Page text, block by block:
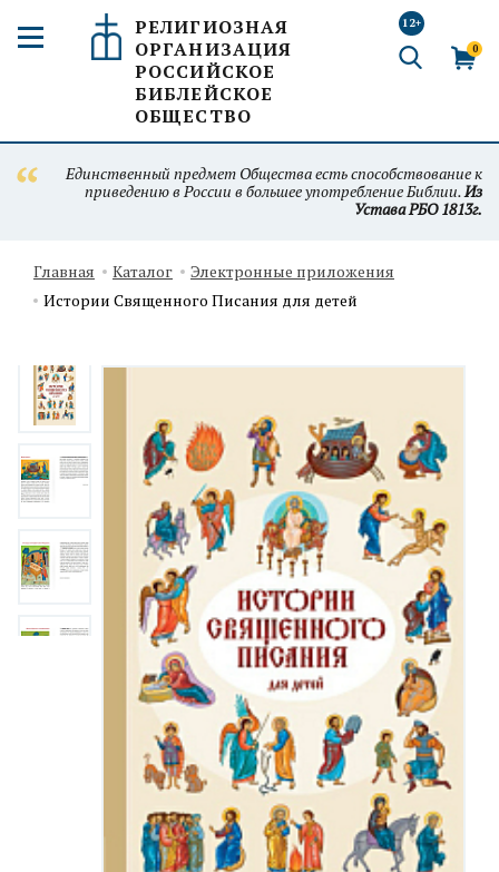
РЕЛИГИОЗНАЯ
ОРГАНИЗАЦИЯ
РОССИЙСКОЕ
БИБЛЕЙСКОЕ
ОБЩЕСТВО
12+
0
Единственный предмет Общества есть способствование к
приведению в России в большее употребление Библии.Из
Устава РБО 1813г.
Главная Каталог
Электронные приложения
Истории Священного Писания для детей